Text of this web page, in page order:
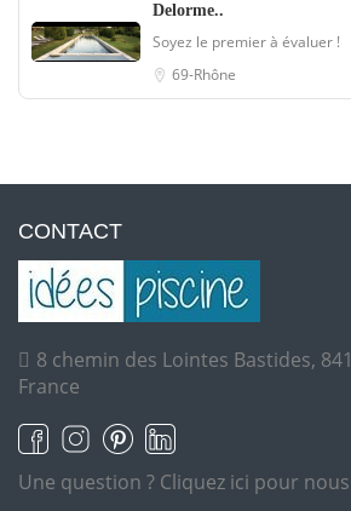
Delorme..
Soyez le premier à évaluer !
69-Rhône
CONTACT
8 chemin des Lointes Bastides,
France
Une question ? Cliquez ici pour